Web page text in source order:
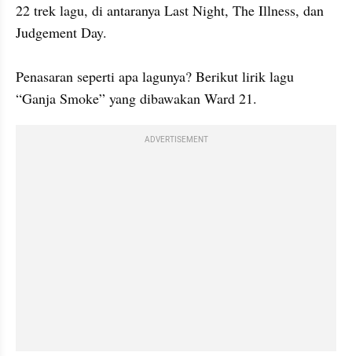
22 trek lagu, di antaranya Last Night, The Illness, dan
Judgement Day.
Penasaran seperti apa lagunya? Berikut lirik lagu
“Ganja Smoke” yang dibawakan Ward 21.
ADVERTISEMENT